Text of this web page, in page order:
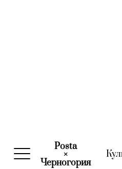
Posta
×
Черногория(current)